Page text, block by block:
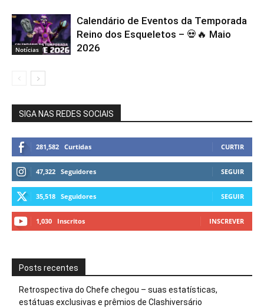
Notícias
Calendário de Eventos da Temporada
Reino dos Esqueletos – 💀🔥 Maio
2026
SIGA NAS REDES SOCIAIS
281,582 Curtidas CURTIR
47,322 Seguidores SEGUIR
35,518 Seguidores SEGUIR
1,030 Inscritos INSCREVER
Posts recentes
Retrospectiva do Chefe chegou – suas estatísticas,
estátuas exclusivas e prêmios de Clashiversário